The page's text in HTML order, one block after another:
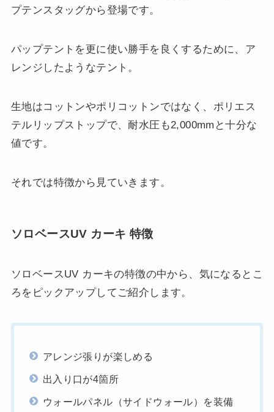
プテンスタッグから登場です。
パップテントを更に使い勝手を良くするために、ア
レンジしたようなテント。
生地はコットンやポリコットンではなく、ポリエス
テルリップストップで、耐水圧も2,000mmと十分な
値です。
それでは特徴から見ていきます。
ソロベースUV カーキ 特徴
ソロベースUV カーキの特徴の中から、気になるとこ
ろをピックアップしてご紹介します。
アレンジ張りが楽しめる
出入り口が4箇所
ウォールパネル（サイドウォール）を装備